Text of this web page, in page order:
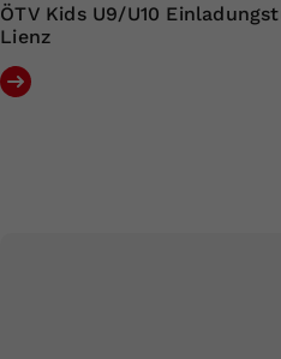
ÖTV Kids U9/U10
Lienz